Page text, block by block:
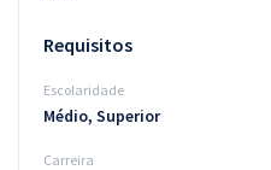
Requisitos
Escolaridade
Médio, Superior
Carreira